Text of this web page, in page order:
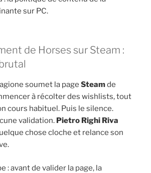
sur PC.
de Horses sur Steam :
soumet la page Steamde
à récolter des wishlists, tout
cours habituel. Puis le silence.
validation. Pietro Righi Riva
chose cloche et relance son
: avant de valider la page, la